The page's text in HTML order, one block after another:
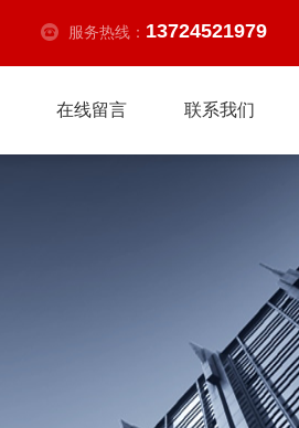
服务热线： 13724521979
在线留言 联系我们